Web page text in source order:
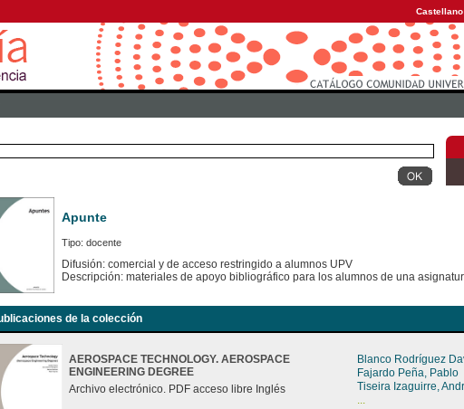
Castellano
Apunte
Tipo: docente
Difusión: comercial y de acceso restringido a alumnos UPV
Descripción: materiales de apoyo bibliográfico para los alumnos de una
de la colección
AEROSPACE TECHNOLOGY. AEROSPACE
ENGINEERING DEGREE
Archivo electrónico. PDF acceso libre Inglés
Blanco Rodríguez
Fajardo Peña, Pablo
Tiseira Izaguirre,
...